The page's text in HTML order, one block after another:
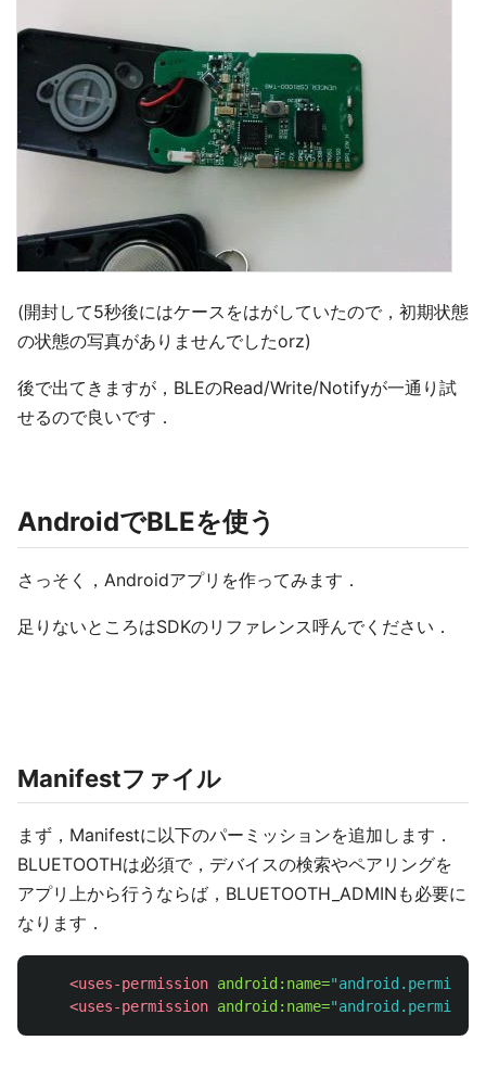
(開封して5秒後にはケースをはがしていたので，初期状態
の状態の写真がありませんでしたorz)
後で出てきますが，BLEのRead/Write/Notifyが一通り試
せるので良いです．
AndroidでBLEを使う
さっそく，Androidアプリを作ってみます．
足りないところはSDKのリファレンス呼んでください．
Manifestファイル
まず，Manifestに以下のパーミッションを追加します．
BLUETOOTHは必須で，デバイスの検索やペアリングを
アプリ上から行うならば，BLUETOOTH_ADMINも必要に
なります．
<uses-permission android:name=
<uses-permission android:name=